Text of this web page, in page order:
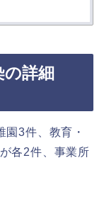
の詳細
3件、教育・
各2件、事業所